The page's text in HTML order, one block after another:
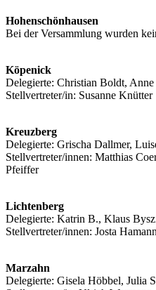
Hohenschönhausen
Bei der Versammlung wurden
Köpenick
Delegierte: Christian Boldt,
Stellvertreter/in: Susanne Knütter
Kreuzberg
Delegierte: Grischa Dallmer,
Stellvertreter/innen: Matthias
Pfeiffer
Lichtenberg
Delegierte: Katrin B., Klaus
Stellvertreter/innen: Josta
Marzahn
Delegierte: Gisela Höbbel, Julia